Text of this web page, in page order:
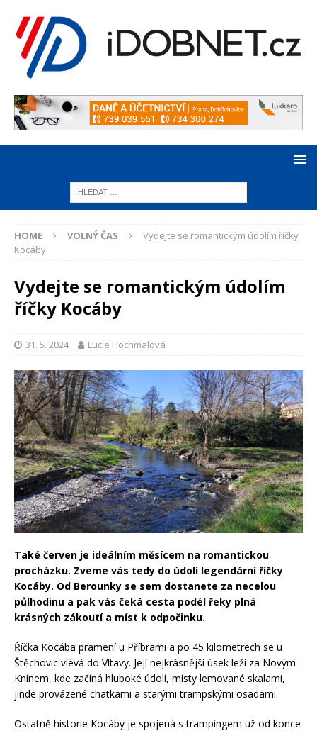
HOME VOLNÝ ČAS
Vydejte se romantickým údolím říčky
Kocáby
Vydejte se romantickým údolím
říčky Kocáby
31. 5. 2024 Lucie Hochmalová
Také červen je ideálním měsícem na romantickou
procházku. Zveme vás tedy do údolí legendární říčky
Kocáby. Od Berounky se sem dostanete za necelou
půlhodinu a pak vás čeká cesta podél řeky plná
krásných zákoutí a míst k odpočinku.
Říčka Kocába pramení u Příbrami a po 45 kilometrech se u
Štěchovic vlévá do Vltavy. Její nejkrásnější úsek leží za Novým
Knínem, kde začíná hluboké údolí, místy lemované skalami,
jinde provázené chatkami a starými trampskými osadami.
Ostatně historie Kocáby je spojená s trampingem už od konce